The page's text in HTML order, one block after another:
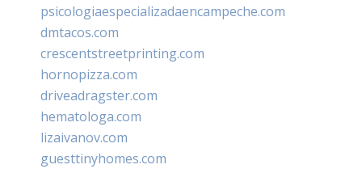
psicologiaespecializadaencampeche.com
dmtacos.com
crescentstreetprinting.com
hornopizza.com
driveadragster.com
hematologa.com
lizaivanov.com
guesttinyhomes.com